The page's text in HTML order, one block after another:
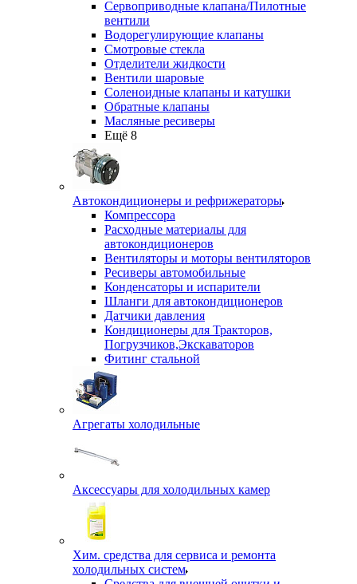
Сервоприводные клапана/Пилотные
вентили
Водорегулирующие клапаны
Смотровые стекла
Отделители жидкости
Вентили шаровые
Соленоидные клапаны и катушки
Обратные клапаны
Масляные ресиверы
Ещё 8
Автокондиционеры и рефрижераторы
Компрессора
Расходные материалы для
автокондиционеров
Вентиляторы и моторы вентиляторов
Ресиверы автомобильные
Конденсаторы и испарители
Шланги для автокондиционеров
Датчики давления
Кондиционеры для Тракторов,
Погрузчиков,Экскаваторов
Фитинг стальной
Агрегаты холодильные
Аксессуары для холодильных камер
Хим. средства для сервиса и ремонта
холодильных систем